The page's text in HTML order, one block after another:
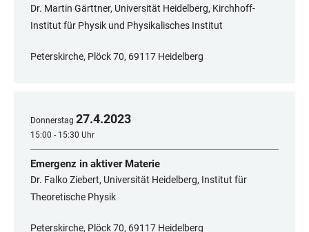
Dr. Martin Gärttner, Universität Heidelberg, Kirchhoff-
Institut für Physik und Physikalisches Institut
Peterskirche, Plöck 70, 69117 Heidelberg
Donnerstag 27.4.2023
15:00 - 15:30 Uhr
Emergenz in aktiver Materie
Dr. Falko Ziebert, Universität Heidelberg, Institut für
Theoretische Physik
Peterskirche, Plöck 70, 69117 Heidelberg